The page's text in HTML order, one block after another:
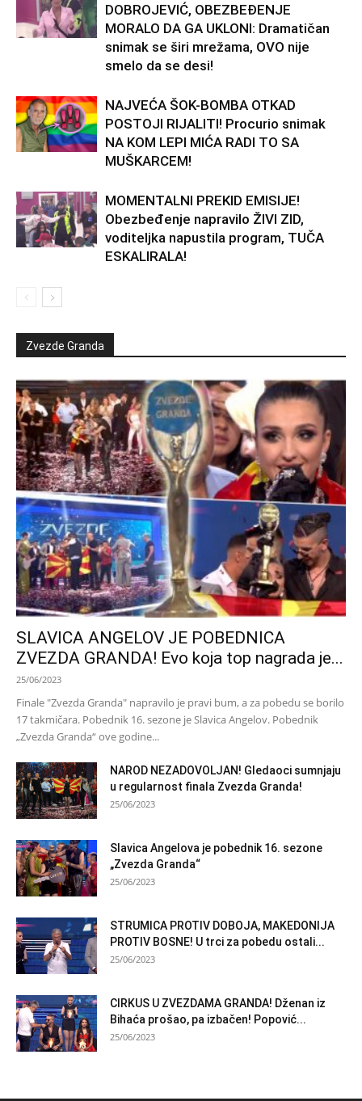
DOBROJEVIĆ, OBEZBEĐENJE
MORALO DA GA UKLONI: Dramatičan
snimak se širi mrežama, OVO nije
smelo da se desi!
NAJVEĆA ŠOK-BOMBA OTKAD
POSTOJI RIJALITI! Procurio snimak
NA KOM LEPI MIĆA RADI TO SA
MUŠKARCEM!
MOMENTALNI PREKID EMISIJE!
Obezbeđenje napravilo ŽIVI ZID,
voditeljka napustila program, TUČA
ESKALIRALA!
Zvezde Granda
SLAVICA ANGELOV JE POBEDNICA
ZVEZDA GRANDA! Evo koja top nagrada je...
25/06/2023
Finale "Zvezda Granda" napravilo je pravi bum, a za pobedu se borilo
17 takmičara. Pobednik 16. sezone je Slavica Angelov. Pobednik
„Zvezda Granda“ ove godine...
NAROD NEZADOVOLJAN! Gledaoci sumnjaju
u regularnost finala Zvezda Granda!
25/06/2023
Slavica Angelova je pobednik 16. sezone
„Zvezda Granda“
25/06/2023
STRUMICA PROTIV DOBOJA, MAKEDONIJA
PROTIV BOSNE! U trci za pobedu ostali...
25/06/2023
CIRKUS U ZVEZDAMA GRANDA! Dženan iz
Bihaća prošao, pa izbačen! Popović...
25/06/2023